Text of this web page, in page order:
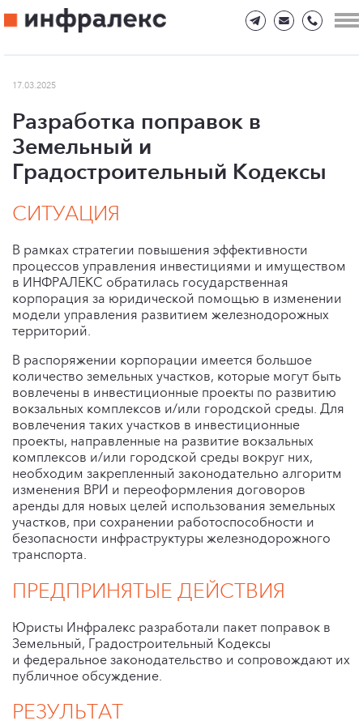
17.03.2025
Разработка поправок в
Земельный и
Градостроительный Кодексы
СИТУАЦИЯ
В рамках стратегии повышения эффективности
процессов управления инвестициями и имуществом
в ИНФРАЛЕКС обратилась государственная
корпорация за юридической помощью в изменении
модели управления развитием железнодорожных
территорий.
В распоряжении корпорации имеется большое
количество земельных участков, которые могут быть
вовлечены в инвестиционные проекты по развитию
вокзальных комплексов и/или городской среды. Для
вовлечения таких участков в инвестиционные
проекты, направленные на развитие вокзальных
комплексов и/или городской среды вокруг них,
необходим закрепленный законодательно алгоритм
изменения ВРИ и переоформления договоров
аренды для новых целей использования земельных
участков, при сохранении работоспособности и
безопасности инфраструктуры железнодорожного
транспорта.
ПРЕДПРИНЯТЫЕ ДЕЙСТВИЯ
Юристы Инфралекс разработали пакет поправок в
Земельный, Градостроительный Кодексы
и федеральное законодательство и сопровождают их
публичное обсуждение.
РЕЗУЛЬТАТ